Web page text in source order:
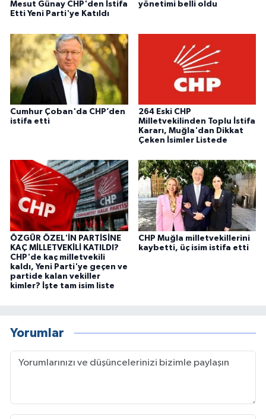
Mesut Günay CHP'den İstifa
Etti Yeni Parti'ye Katıldı
yönetimi belli oldu
Cumhur Çoban'da CHP’den
istifa etti
264 Eski CHP
Milletvekilinden Toplu İstifa
Kararı, Muğla'dan Dikkat
Çeken İsimler Listede
ÖZGÜR ÖZEL'İN PARTİSİNE
KAÇ MİLLETVEKİLİ KATILDI?
CHP'de kaç milletvekili
kaldı, Yeni Parti'ye geçen ve
partide kalan vekiller
kimler? İşte tam isim liste
CHP Muğla milletvekillerini
kaybetti, üç isim istifa etti
Yorumlar